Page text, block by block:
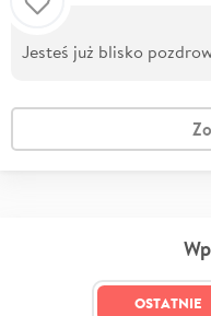
Jesteś już blisko
OSTATNIE